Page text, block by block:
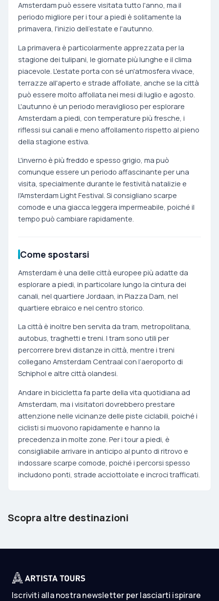
Amsterdam può essere visitata tutto l'anno, ma il
periodo migliore per i tour a piedi è solitamente la
primavera, l'inizio dell'estate e l'autunno.
La primavera è particolarmente apprezzata per la
stagione dei tulipani, le giornate più lunghe e il clima
piacevole. L'estate porta con sé un'atmosfera vivace,
terrazze all'aperto e strade affollate, anche se la città
può essere molto affollata nei mesi di luglio e agosto.
L'autunno è un periodo meraviglioso per esplorare
Amsterdam a piedi, con temperature più fresche, i
riflessi sui canali e meno affollamento rispetto al pieno
della stagione estiva.
L'inverno è più freddo e spesso grigio, ma può
comunque essere un periodo affascinante per una
visita, specialmente durante le festività natalizie e
l'Amsterdam Light Festival. Si consigliano scarpe
comode e una giacca leggera impermeabile, poiché il
tempo può cambiare rapidamente.
Come spostarsi
Amsterdam è una delle città europee più adatte da
esplorare a piedi, in particolare lungo la cintura dei
canali, nel quartiere Jordaan, in Piazza Dam, nel
quartiere ebraico e nel centro storico.
La città è inoltre ben servita da tram, metropolitana,
autobus, traghetti e treni. I tram sono utili per
percorrere brevi distanze in città, mentre i treni
collegano Amsterdam Centraal con l’aeroporto di
Schiphol e altre città olandesi.
Andare in bicicletta fa parte della vita quotidiana ad
Amsterdam, ma i visitatori dovrebbero prestare
attenzione nelle vicinanze delle piste ciclabili, poiché i
ciclisti si muovono rapidamente e hanno la
precedenza in molte zone. Per i tour a piedi, è
consigliabile arrivare in anticipo al punto di ritrovo e
indossare scarpe comode, poiché i percorsi spesso
includono ponti, strade acciottolate e incroci trafficati.
Scopra altre destinazioni
Barcelona
Spain
Iscriviti alla nostra newsletter per lasciarti ispirare